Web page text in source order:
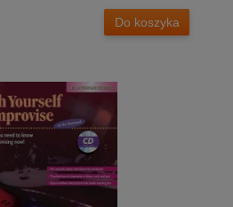
Do koszyka